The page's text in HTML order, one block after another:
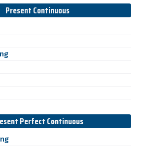
Present Continuous
Perfect Continuous